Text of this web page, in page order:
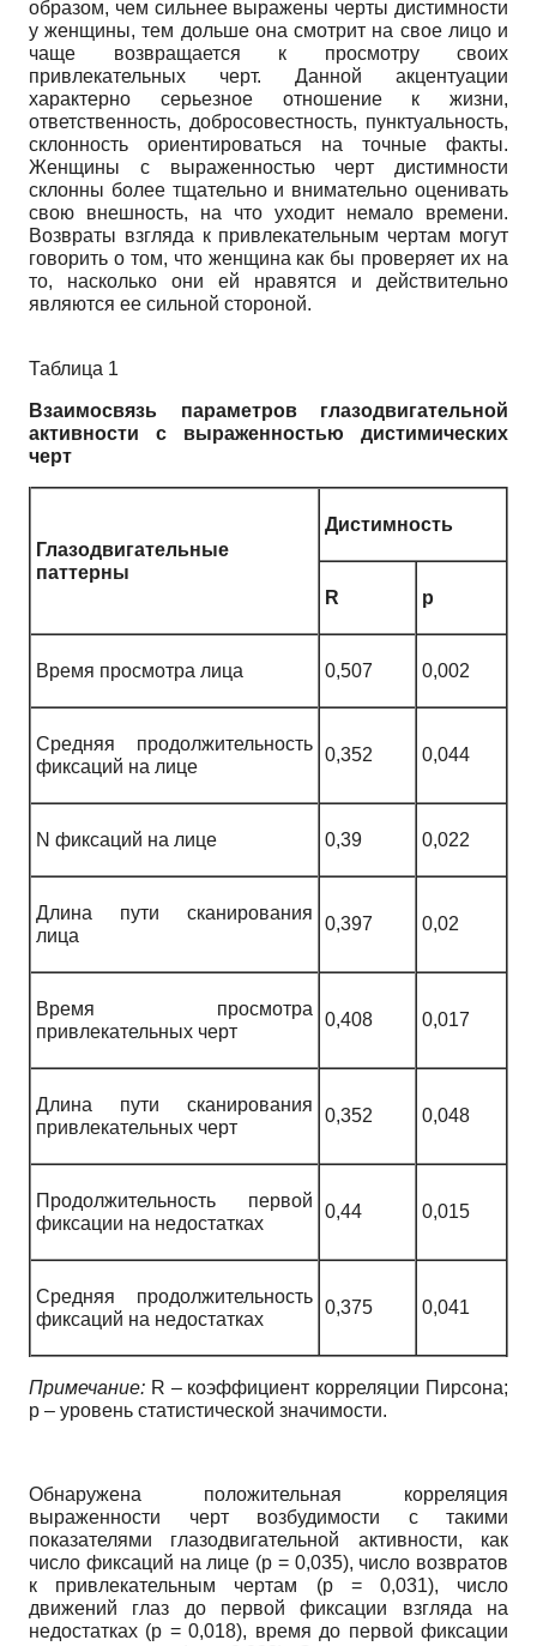
образом, чем сильнее выражены черты дистимности
у женщины, тем дольше она смотрит на свое лицо и
чаще возвращается к просмотру своих
привлекательных черт. Данной акцентуации
характерно серьезное отношение к жизни,
ответственность, добросовестность, пунктуальность,
склонность ориентироваться на точные факты.
Женщины с выраженностью черт дистимности
склонны более тщательно и внимательно оценивать
свою внешность, на что уходит немало времени.
Возвраты взгляда к привлекательным чертам могут
говорить о том, что женщина как бы проверяет их на
то, насколько они ей нравятся и действительно
являются ее сильной стороной.
Таблица 1
Взаимосвязь параметров глазодвигательной
активности с выраженностью дистимических
черт
Глазодвигательные
паттерны
Дистимность
R p
Время просмотра лица 0,507 0,002
Средняя продолжительность
фиксаций на лице
0,352 0,044
N фиксаций на лице 0,39 0,022
Длина пути сканирования
лица
0,397 0,02
Время просмотра
привлекательных черт
0,408 0,017
Длина пути сканирования
привлекательных черт
0,352 0,048
Продолжительность первой
фиксации на недостатках
0,44 0,015
Средняя продолжительность
фиксаций на недостатках
0,375 0,041
Примечание: R – коэффициент корреляции Пирсона;
р – уровень статистической значимости.
Обнаружена положительная корреляция
выраженности черт возбудимости с такими
показателями глазодвигательной активности, как
число фиксаций на лице (р = 0,035), число возвратов
к привлекательным чертам (р = 0,031), число
движений глаз до первой фиксации взгляда на
недостатках (р = 0,018), время до первой фиксации